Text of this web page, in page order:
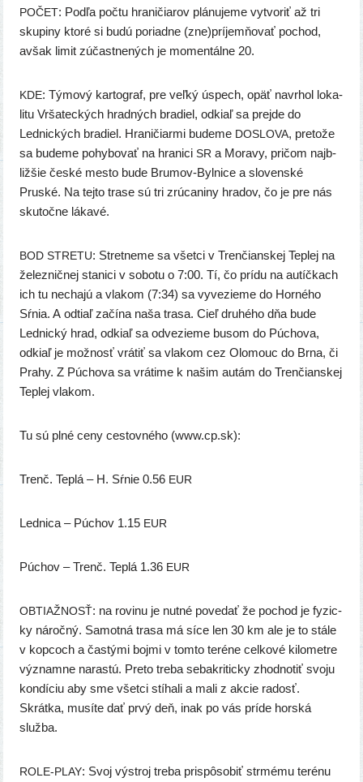
POČET: Podľa počtu hra­ni­čia­rov plá­nu­je­me vytvo­riť až tri
sku­pi­ny kto­ré si budú poriad­ne (zne)príjemňovať pochod,
avšak limit zúčast­ne­ných je momen­tál­ne 20.
KDE: Týmový kar­to­graf, pre veľ­ký úspech, opäť navrhol loka­
li­tu Vršateckých hrad­ných bra­diel, odkiaľ sa prej­de do
Lednických bra­diel. Hraničiarmi bude­me DOSLOVA, pre­to­že
sa bude­me pohy­bo­vať na hra­ni­ci SR a Moravy, pri­čom najb­
liž­šie čes­ké mes­to bude Brumov-Bylnice a slo­ven­ské
Pruské. Na tej­to tra­se sú tri zrú­ca­ni­ny hra­dov, čo je pre nás
sku­toč­ne lákavé.
BOD STRETU: Stretneme sa všet­ci v Trenčianskej Teplej na
želez­nič­nej sta­ni­ci v sobo­tu o 7:00. Tí, čo prí­du na autíč­kach
ich tu necha­jú a vla­kom (7:34) sa vyve­zie­me do Horného
Sŕnia. A odtiaľ začí­na naša tra­sa. Cieľ dru­hé­ho dňa bude
Lednický hrad, odkiaľ sa odve­zie­me busom do Púchova,
odkiaľ je mož­nosť vrá­tiť sa vla­kom cez Olomouc do Brna, či
Prahy. Z Púchova sa vrá­ti­me k našim autám do Trenčianskej
Teplej vlakom.
Tu sú plné ceny ces­tov­né­ho (www​.cp​.sk):
Trenč. Teplá – H. Sŕnie 0.56 EUR
Lednica – Púchov 1.15 EUR
Púchov – Trenč. Teplá 1.36 EUR
OBTIAŽNOSŤ: na rovi­nu je nut­né pove­dať že pochod je fyzic­
ky nároč­ný. Samotná tra­sa má síce len 30 km ale je to stá­le
v kop­coch a čas­tý­mi boj­mi v tom­to teré­ne cel­ko­vé kilo­met­re
význam­ne naras­tú. Preto tre­ba seba­kri­tic­ky zhod­no­tiť svo­ju
kon­dí­ciu aby sme všet­ci stí­ha­li a mali z akcie radosť.
Skrátka, musí­te dať prvý deň, inak po vás prí­de hor­ská
služba.
ROLE-PLAY: Svoj výstroj tre­ba pris­pô­so­biť str­mé­mu teré­nu